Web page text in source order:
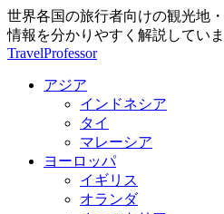
世界各国の旅行者向けの観光地
情報を分かりやすく解説していま
TravelProfessor
アジア
インドネシア
タイ
マレーシア
ヨーロッパ
イギリス
オランダ